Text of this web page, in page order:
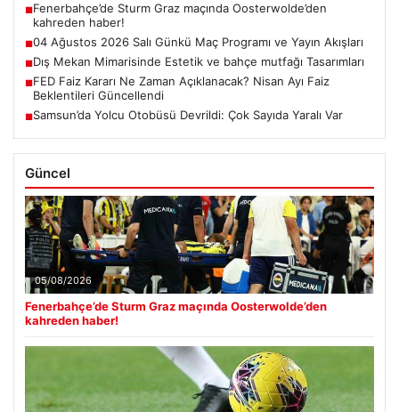
■Fenerbahçe’de Sturm Graz maçında Oosterwolde’den
kahreden haber!
■04 Ağustos 2026 Salı Günkü Maç Programı ve Yayın Akışları
■Dış Mekan Mimarisinde Estetik ve bahçe mutfağı Tasarımları
■FED Faiz Kararı Ne Zaman Açıklanacak? Nisan Ayı Faiz
Beklentileri Güncellendi
■Samsun’da Yolcu Otobüsü Devrildi: Çok Sayıda Yaralı Var
Güncel
05/08/2026
Fenerbahçe’de Sturm Graz maçında Oosterwolde’den
kahreden haber!